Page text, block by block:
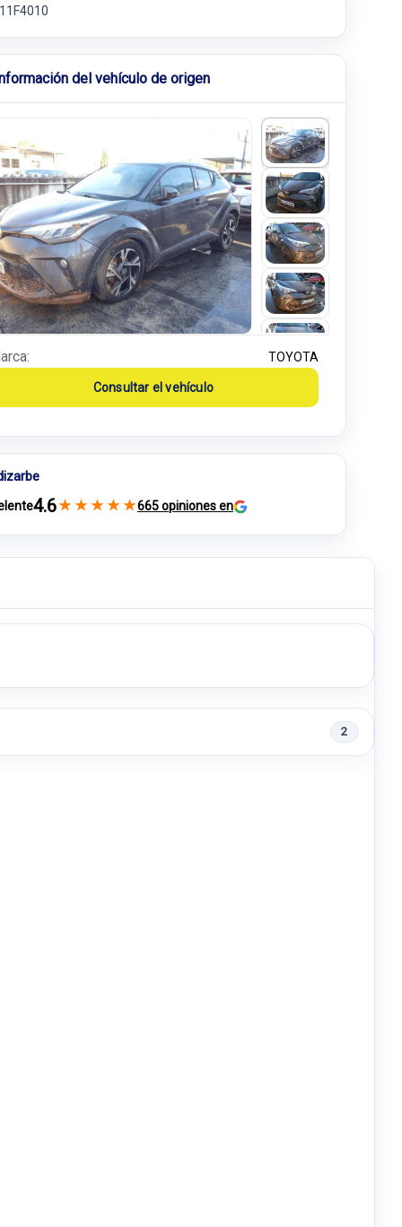
del vehículo de origen
TOYOTA
Consultar el vehículo
4.6★ ★ ★ ★ ★665 opiniones en
2